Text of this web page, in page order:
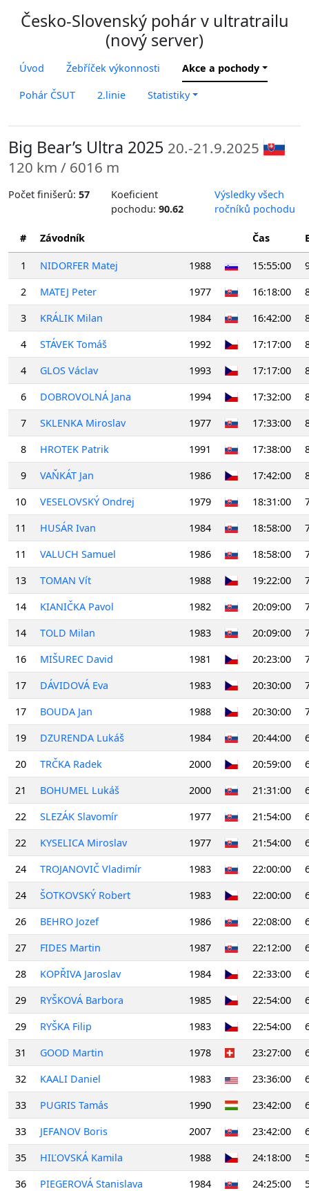
Česko-Slovenský pohár v ultratrailu
(nový server)
Úvod Žebříček výkonnosti Akce a pochody
Pohár ČSUT 2.linie Statistiky
Big Bear’s Ultra 2025 20.-21.9.2025
120 km / 6016 m
Počet finišerů: 57
Koeficient
pochodu:90.62
Výsledky všech
ročníků pochodu
# Závodník Čas
1 NIDORFER Matej 1988 15:55:00
2
MATEJ Peter 1977 16:18:00
3
KRÁLIK Milan 1984 16:42:00
4
STÁVEK Tomáš 1992 17:17:00
4
GLOS Václav 1993 17:17:00
6
DOBROVOLNÁ Jana 1994 17:32:00
7
SKLENKA Miroslav 1977 17:33:00
8
HROTEK Patrik 1991 17:38:00
9
VAŇKÁT Jan 1986 17:42:00
10
VESELOVSKÝ Ondrej 1979 18:31:00
11
HUSÁR Ivan 1984 18:58:00
11
VALUCH Samuel 1986 18:58:00
13
TOMAN Vít 1988 19:22:00
14
KIANIČKA Pavol 1982 20:09:00
14
TOLD Milan 1983 20:09:00
16
MIŠUREC David 1981 20:23:00
17
DÁVIDOVÁ Eva 1983 20:30:00
17
BOUDA Jan 1988 20:30:00
19
DZURENDA Lukáš 1984 20:44:00
20
TRČKA Radek 2000 20:59:00
21
BOHUMEL Lukáš 2000 21:31:00
22
SLEZÁK Slavomír 1977 21:54:00
22
KYSELICA Miroslav 1977 21:54:00
24
TROJANOVIČ Vladimír 1983 22:00:00
24
ŠOTKOVSKÝ Robert 1983 22:00:00
26
BEHRO Jozef 1986 22:08:00
27
FIDES Martin 1987 22:12:00
28
KOPŘIVA Jaroslav 1984 22:33:00
29
RYŠKOVÁ Barbora 1985 22:54:00
29
RYŠKA Filip 1983 22:54:00
31
GOOD Martin 1978 23:27:00
32
KAALI Daniel 1983 23:36:00
33
PUGRIS Tamás 1990 23:42:00
33
JEFANOV Boris 2007 23:42:00
35
HIĽOVSKÁ Kamila 1988 24:18:00
36
PIEGEROVÁ Stanislava 1984 24:25:00